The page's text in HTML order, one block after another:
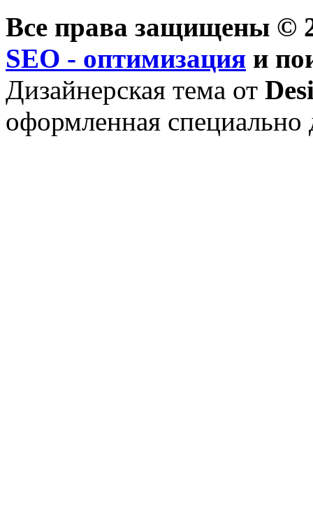
Все права защищены ©
SEO - оптимизация и
Дизайнерская тема от
оформленная